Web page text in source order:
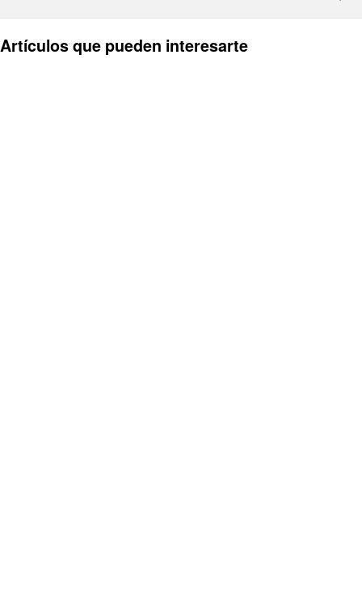
Artículos que pueden interesarte